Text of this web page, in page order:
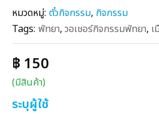
หมวดหมู่: ตั๋วกิจกรรม, กิจกรรม
Tags: พัทยา, วอเชอร์กิจกรรมพัทยา, เ
฿ 150
(มีสินค้า)
ระบุผู้ใช้